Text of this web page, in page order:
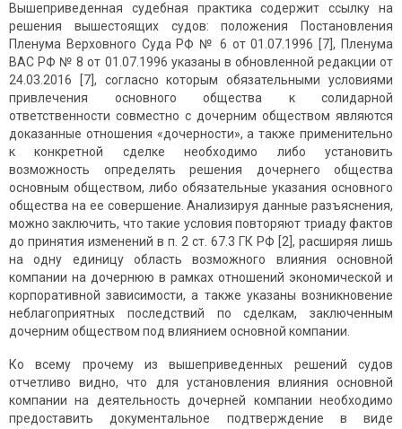
Вышеприведенная судебная практика содержит ссылку на
решения вышестоящих судов: положения Постановления
Пленума Верховного Суда РФ № 6 от 01.07.1996 [7], Пленума
ВАС РФ № 8 от 01.07.1996 указаны в обновленной редакции от
24.03.2016 [7], согласно которым обязательными условиями
привлечения основного общества к солидарной
ответственности совместно с дочерним обществом являются
доказанные отношения «дочерности», а также применительно
к конкретной сделке необходимо либо установить
возможность определять решения дочернего общества
основным обществом, либо обязательные указания основного
общества на ее совершение. Анализируя данные разъяснения,
можно заключить, что такие условия повторяют триаду фактов
до принятия изменений в п. 2 ст. 67.3 ГК РФ [2], расширяя лишь
на одну единицу область возможного влияния основной
компании на дочернюю в рамках отношений экономической и
корпоративной зависимости, а также указаны возникновение
неблагоприятных последствий по сделкам, заключенным
дочерним обществом под влиянием основной компании.
Ко всему прочему из вышеприведенных решений судов
отчетливо видно, что для установления влияния основной
компании на деятельность дочерней компании необходимо
предоставить документальное подтверждение в виде